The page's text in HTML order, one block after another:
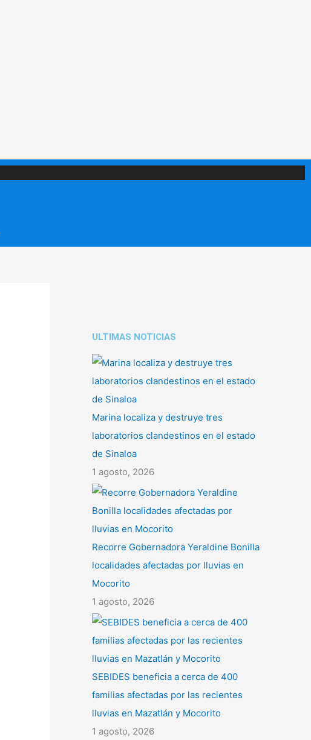
ULTIMAS NOTICIAS
Marina localiza y destruye tres
laboratorios clandestinos en el estado
de Sinaloa
1 agosto, 2026
Recorre Gobernadora Yeraldine Bonilla
localidades afectadas por lluvias en
Mocorito
1 agosto, 2026
SEBIDES beneficia a cerca de 400
familias afectadas por las recientes
lluvias en Mazatlán y Mocorito
1 agosto, 2026